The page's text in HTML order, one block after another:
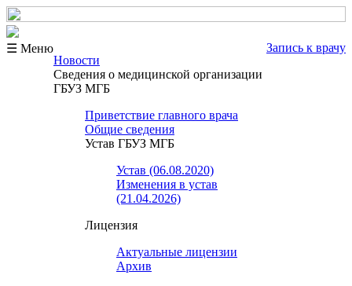
☰ Меню
Запись к врачу
Новости
Сведения о медицинской организации
ГБУЗ МГБ
Приветствие главного врача
Общие сведения
Устав ГБУЗ МГБ
Устав (06.08.2020)
Изменения в устав
(21.04.2026)
Лицензия
Актуальные лицензии
Архив